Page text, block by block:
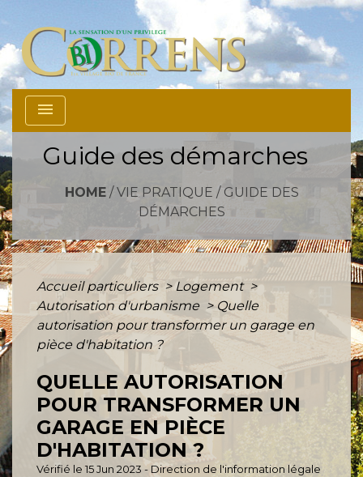
menu
Guide des démarches
HOME/ VIE PRATIQUE / GUIDE DES
DÉMARCHES
Accueil particuliers > Logement >
Autorisation d'urbanisme > Quelle
autorisation pour transformer un garage en
pièce d'habitation ?
QUELLE AUTORISATION
POUR TRANSFORMER UN
GARAGE EN PIÈCE
D'HABITATION ?
Vérifié le 15 Jun 2023 - Direction de l'information légale